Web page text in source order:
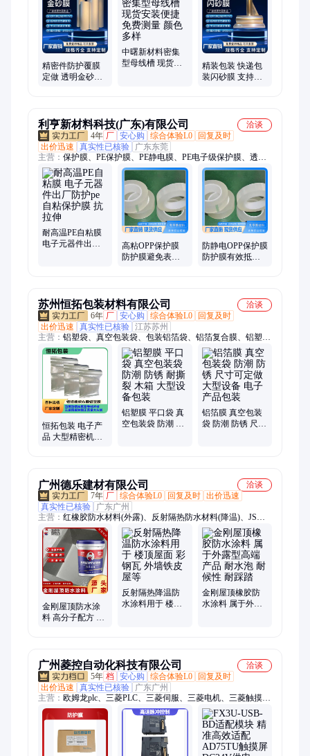
精密件防护覆膜
定做 透明金砂膜
中曙新材料密集
型母线槽 现货安
精装包装 快递包
装闪砂膜 支持打
利亨新材料科技(广东)有限公司
洽谈
4年 厂 安心购 综合体验L0
回复及时
出价迅速
真实性已核验
广东东莞
主营： 保护膜、PE保护膜、PE静电膜、PE电子级保护膜、透明
PET保护膜、PET硅胶保护膜、PET亚克力保护膜、PET高温保护
膜、CPP保护膜、PE自粘膜、PET耐高温保护膜、耐高温保护
膜、OPP保护膜、低粘硅胶保护膜、中粘硅胶保护膜、高粘硅胶
保护膜、低粘PE自粘膜、中粘PE自粘膜、高粘PE自粘膜、低粘
PE保护膜、中粘PE保护膜、硅胶保护膜、PEP静电耐高温膜、
PEP静电专用膜、PE涂胶保护膜
耐高温PE自粘膜
电子元器件出厂
高粘OPP保护膜
防护膜避免表面
防静电OPP保护膜
防护膜有效抵御
苏州恒拓包装材料有限公司
洽谈
6年 厂 安心购 综合体验L0
回复及时
出价迅速
真实性已核验 江苏苏州
主营： 铝塑袋、真空包装袋、包装铝箔袋、铝箔复合膜、铝塑复
合膜、铝膜编织布、镀铝复合膜、铝箔立体袋、真空立体袋、尼
龙真空袋、防静电屏蔽、铝箔无纺布、透明真空袋、铝塑真空立
体、防静电铝箔袋、尼龙PE透明袋、铝塑布
恒拓包装 电子产
品 大型精密机械
铝塑膜 平口袋 真
空包装袋 防潮 防
铝箔膜 真空包装
袋 防潮 防锈 尺寸
广州德乐建材有限公司
洽谈
7年 厂 综合体验L0 回复及时 出价迅速
真实性已核验
广东广州
主营： 红橡胶防水材料(外露)、反射隔热防水材料(降温)、JS聚
合物水泥基防水、生态养殖水池防护系统防水(耐泡水)、K11通
用型防水、K11柔韧性防水、透明防水胶(外墙防水修补)、PB-1
型聚合物改性沥青(道桥专用防水)
金刚屋顶防水涂
料 高分子配方 坚
反射隔热降温防
水涂料用于 楼顶
金刚屋顶橡胶防
水涂料 属于外露
广州菱控自动化科技有限公司
洽谈
5年 档 安心购 综合体验L0
回复及时
出价迅速
真实性已核验
广东广州
主营： 欧姆龙plc、三菱PLC、三菱伺服、三菱电机、三菱触摸
屏、安川伺服、安川电机、Pro-face、普洛菲斯